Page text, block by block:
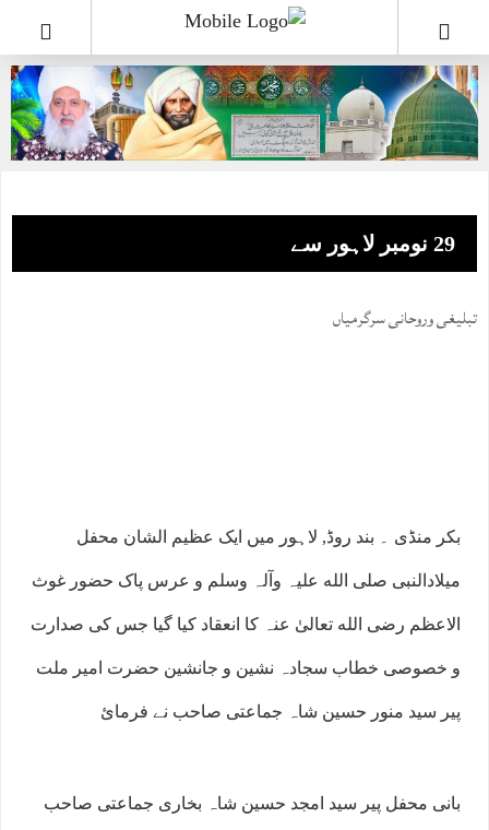
29 نومبر لاہور سے
تبلیغی وروحانی سرگرمیاں
بکر منڈی ۔ بند روڈ, لاہور میں ایک عظیم الشان محفل
میلادالنبی صلی الله علیہ وآلہ وسلم و عرس پاک حضور غوث
الاعظم رضی الله تعالیٰ عنہ کا انعقاد کیا گیا جس کی صدارت
و خصوصی خطاب سجادہ نشین و جانشین حضرت امیر ملت
پیر سید منور حسین شاہ جماعتی صاحب نے فرمائ
بانی محفل پیر سید امجد حسین شاہ بخاری جماعتی صاحب